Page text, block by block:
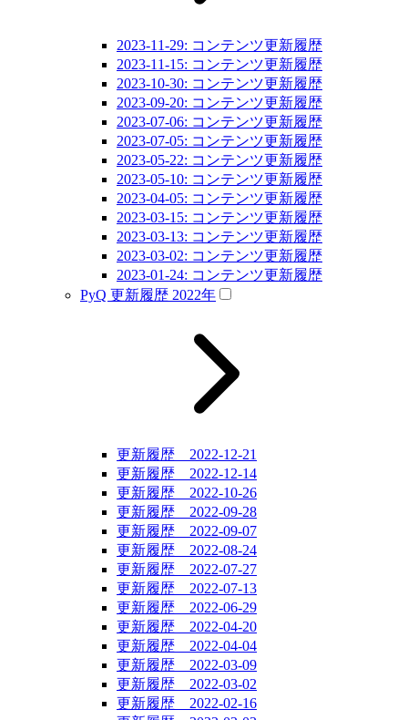
2023-11-29: コンテンツ更新履歴
2023-11-15: コンテンツ更新履歴
2023-10-30: コンテンツ更新履歴
2023-09-20: コンテンツ更新履歴
2023-07-06: コンテンツ更新履歴
2023-07-05: コンテンツ更新履歴
2023-05-22: コンテンツ更新履歴
2023-05-10: コンテンツ更新履歴
2023-04-05: コンテンツ更新履歴
2023-03-15: コンテンツ更新履歴
2023-03-13: コンテンツ更新履歴
2023-03-02: コンテンツ更新履歴
2023-01-24: コンテンツ更新履歴
PyQ 更新履歴 2022年
更新履歴 2022-12-21
更新履歴 2022-12-14
更新履歴 2022-10-26
更新履歴 2022-09-28
更新履歴 2022-09-07
更新履歴 2022-08-24
更新履歴 2022-07-27
更新履歴 2022-07-13
更新履歴 2022-06-29
更新履歴 2022-04-20
更新履歴 2022-04-04
更新履歴 2022-03-09
更新履歴 2022-03-02
更新履歴 2022-02-16